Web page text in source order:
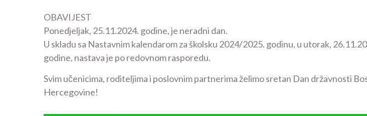
OBAVIJEST
Ponedjeljak, 25.11.2024. godine, je neradni dan.
U skladu sa Nastavnim kalendarom za školsku 2024/2025. godinu, u utorak,
godine, nastava je po redovnom rasporedu.
Svim učenicima, roditeljima i poslovnim partnerima želimo sretan Dan državnosti
Hercegovine!